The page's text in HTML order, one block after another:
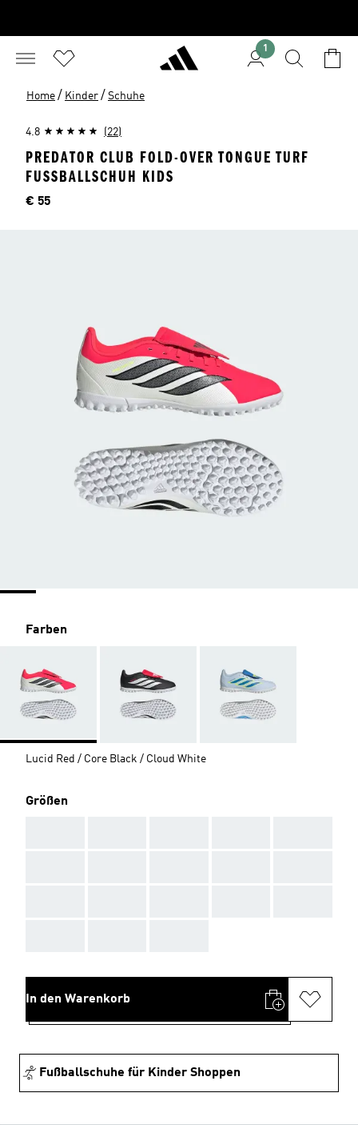
1
Home / Kinder / Schuhe
4.8 (22)
PREDATOR CLUB FOLD-OVER TONGUE TURF
FUSSBALLSCHUH KIDS
Preis
€ 55
Farben
Lucid Red / Core Black / Cloud White
Größen
In den Warenkorb
Fußballschuhe für Kinder Shoppen